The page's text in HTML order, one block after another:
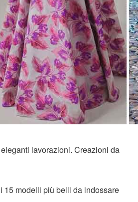
lavorazioni. Creazioni da
15 modelli più belli da indossare